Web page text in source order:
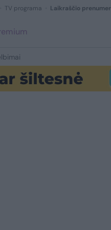
TV programa Laikraščio